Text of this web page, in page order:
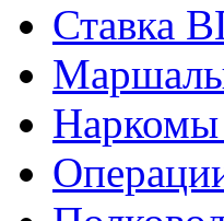
Ставка